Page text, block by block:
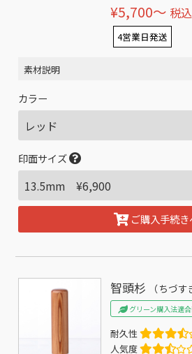
¥5,700〜 税込
4営業日発送
素材説明
カラー
印面サイズ
ご購入手続き
智頭杉 （ちづす
グリーン購入法適
耐久性
人気度